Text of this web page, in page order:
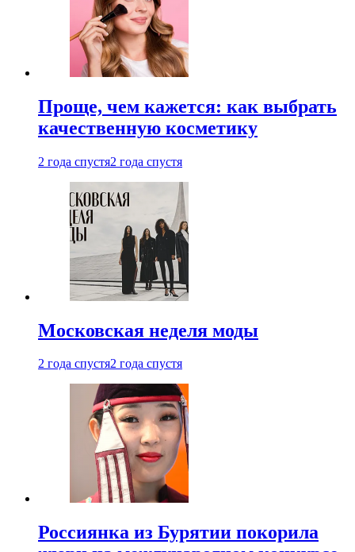
Проще, чем кажется: как выбрать
качественную косметику
2 года спустя2 года спустя
Московская неделя моды
2 года спустя2 года спустя
Россиянка из Бурятии покорила